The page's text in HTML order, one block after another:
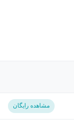
مشاهده رایگان